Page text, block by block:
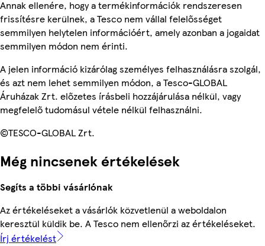
Annak ellenére, hogy a termékinformációk rendszeresen
frissítésre kerülnek, a Tesco nem vállal felelősséget
semmilyen helytelen információért, amely azonban a jogaidat
semmilyen módon nem érinti.
A jelen információ kizárólag személyes felhasználásra szolgál,
és azt nem lehet semmilyen módon, a Tesco-GLOBAL
Áruházak Zrt. előzetes írásbeli hozzájárulása nélkül, vagy
megfelelő tudomásul vétele nélkül felhasználni.
©TESCO-GLOBAL Zrt.
Még nincsenek értékelések
Segíts a többi vásárlónak
Az értékeléseket a vásárlók közvetlenül a weboldalon
keresztül küldik be. A Tesco nem ellenőrzi az értékeléseket.
Írj értékelést